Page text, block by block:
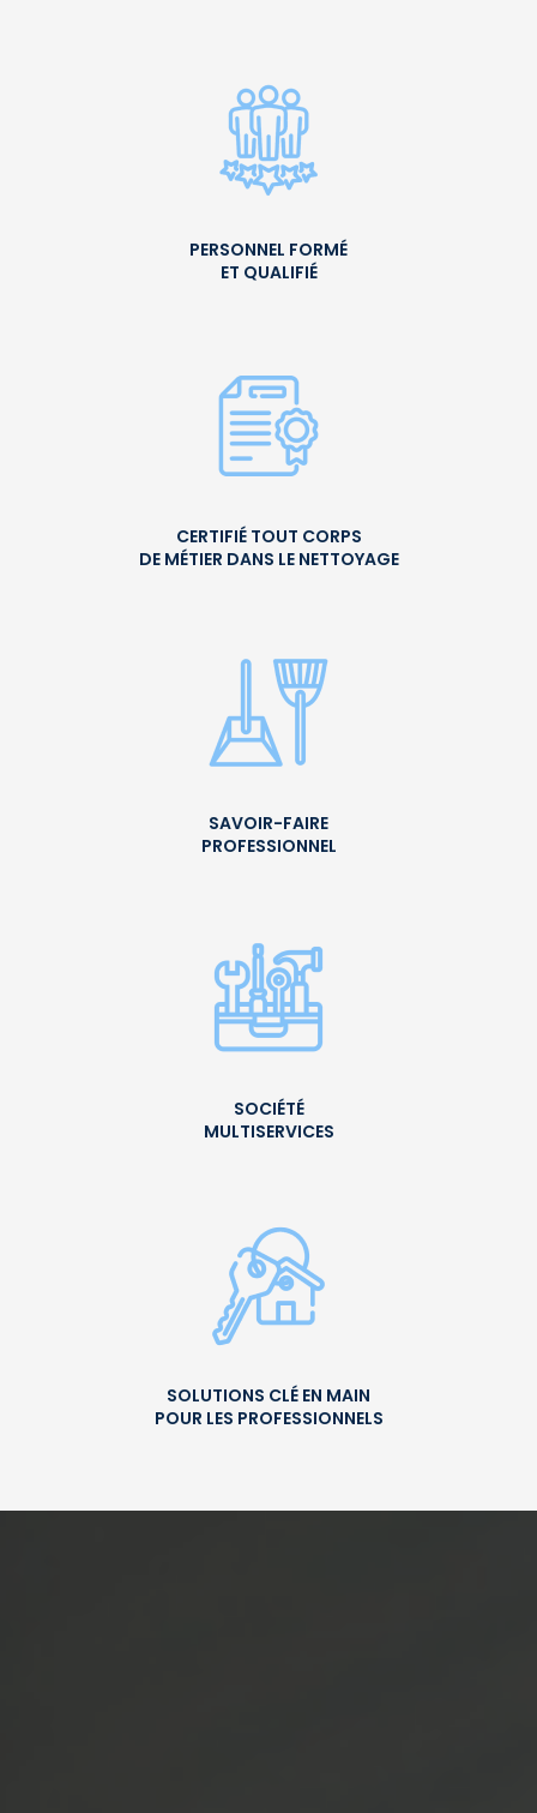
PERSONNEL FORMÉ
ET QUALIFIÉ
CERTIFIÉ TOUT CORPS
DE MÉTIER DANS LE NETTOYAGE
SAVOIR-FAIRE
PROFESSIONNEL
SOCIÉTÉ
MULTISERVICES
SOLUTIONS CLÉ EN MAIN
POUR LES PROFESSIONNELS